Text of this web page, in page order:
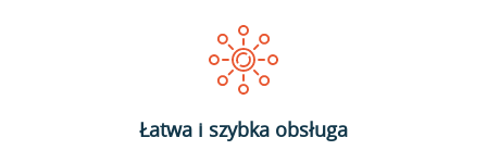
Łatwa i szybka obsługa